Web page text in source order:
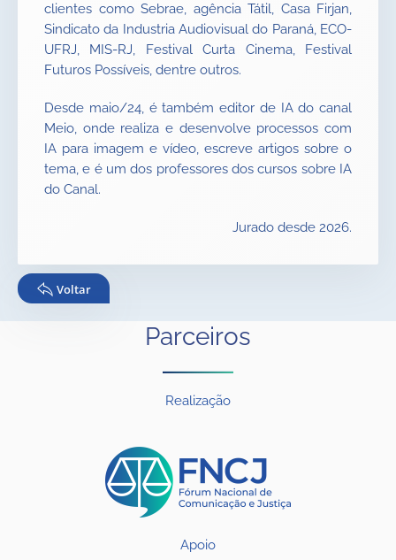
clientes como Sebrae, agência Tátil, Casa Firjan,
Sindicato da Industria Audiovisual do Paraná, ECO-
UFRJ, MIS-RJ, Festival Curta Cinema, Festival
Futuros Possíveis, dentre outros.
Desde maio/24, é também editor de IA do canal
Meio, onde realiza e desenvolve processos com
IA para imagem e vídeo, escreve artigos sobre o
tema, e é um dos professores dos cursos sobre IA
do Canal.
Jurado desde 2026.
Voltar
Parceiros
Realização
Apoio